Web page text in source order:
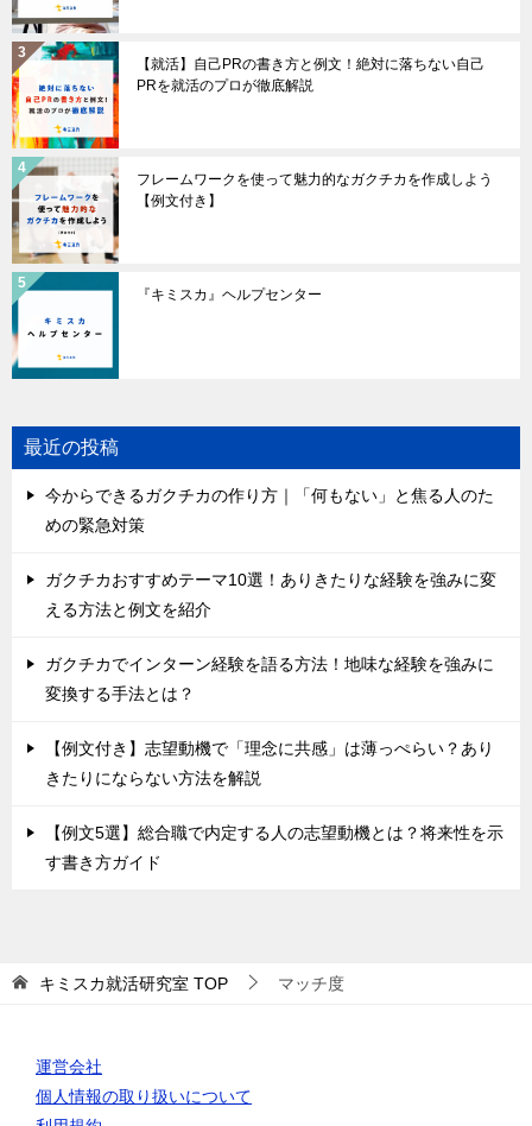
【就活】自己PRの書き方と例文！絶対に落ちない自己
PRを就活のプロが徹底解説
フレームワークを使って魅力的なガクチカを作成しよう
【例文付き】
『キミスカ』ヘルプセンター
最近の投稿
今からできるガクチカの作り方｜「何もない」と焦る人のた
めの緊急対策
ガクチカおすすめテーマ10選！ありきたりな経験を強みに変
える方法と例文を紹介
ガクチカでインターン経験を語る方法！地味な経験を強みに
変換する手法とは？
【例文付き】志望動機で「理念に共感」は薄っぺらい？あり
きたりにならない方法を解説
【例文5選】総合職で内定する人の志望動機とは？将来性を示
す書き方ガイド
キミスカ就活研究室 TOP マッチ度
運営会社
個人情報の取り扱いについて